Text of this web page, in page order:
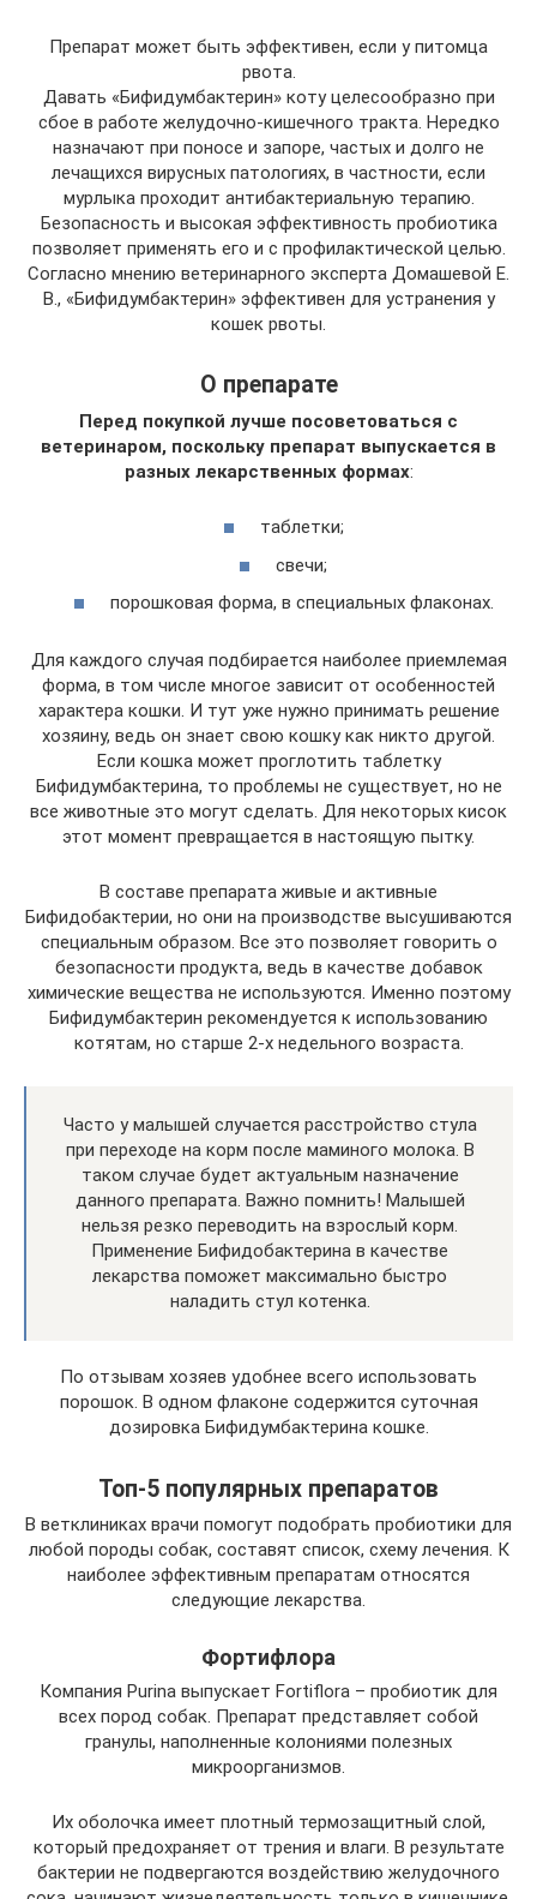
Препарат может быть эффективен, если у питомца
рвота.
Давать «Бифидумбактерин» коту целесообразно при
сбое в работе желудочно-кишечного тракта. Нередко
назначают при поносе и запоре, частых и долго не
лечащихся вирусных патологиях, в частности, если
мурлыка проходит антибактериальную терапию.
Безопасность и высокая эффективность пробиотика
позволяет применять его и с профилактической целью.
Согласно мнению ветеринарного эксперта Домашевой Е.
В., «Бифидумбактерин» эффективен для устранения у
кошек рвоты.
О препарате
Перед покупкой лучше посоветоваться с
ветеринаром, поскольку препарат выпускается в
разных лекарственных формах:
таблетки;
свечи;
порошковая форма, в специальных флаконах.
Для каждого случая подбирается наиболее приемлемая
форма, в том числе многое зависит от особенностей
характера кошки. И тут уже нужно принимать решение
хозяину, ведь он знает свою кошку как никто другой.
Если кошка может проглотить таблетку
Бифидумбактерина, то проблемы не существует, но не
все животные это могут сделать. Для некоторых кисок
этот момент превращается в настоящую пытку.
В составе препарата живые и активные
Бифидобактерии, но они на производстве высушиваются
специальным образом. Все это позволяет говорить о
безопасности продукта, ведь в качестве добавок
химические вещества не используются. Именно поэтому
Бифидумбактерин рекомендуется к использованию
котятам, но старше 2-х недельного возраста.
Часто у малышей случается расстройство стула
при переходе на корм после маминого молока. В
таком случае будет актуальным назначение
данного препарата. Важно помнить! Малышей
нельзя резко переводить на взрослый корм.
Применение Бифидобактерина в качестве
лекарства поможет максимально быстро
наладить стул котенка.
По отзывам хозяев удобнее всего использовать
порошок. В одном флаконе содержится суточная
дозировка Бифидумбактерина кошке.
Топ-5 популярных препаратов
В ветклиниках врачи помогут подобрать пробиотики для
любой породы собак, составят список, схему лечения. К
наиболее эффективным препаратам относятся
следующие лекарства.
Фортифлора
Компания Purina выпускает Fortiflora – пробиотик для
всех пород собак. Препарат представляет собой
гранулы, наполненные колониями полезных
микроорганизмов.
Их оболочка имеет плотный термозащитный слой,
который предохраняет от трения и влаги. В результате
бактерии не подвергаются воздействию желудочного